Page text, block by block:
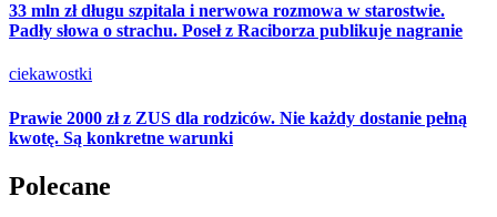
33 mln zł długu szpitala i nerwowa rozmowa w starostwie.
Padły słowa o strachu. Poseł z Raciborza publikuje nagranie
ciekawostki
Prawie 2000 zł z ZUS dla rodziców. Nie każdy dostanie pełną
kwotę. Są konkretne warunki
Polecane